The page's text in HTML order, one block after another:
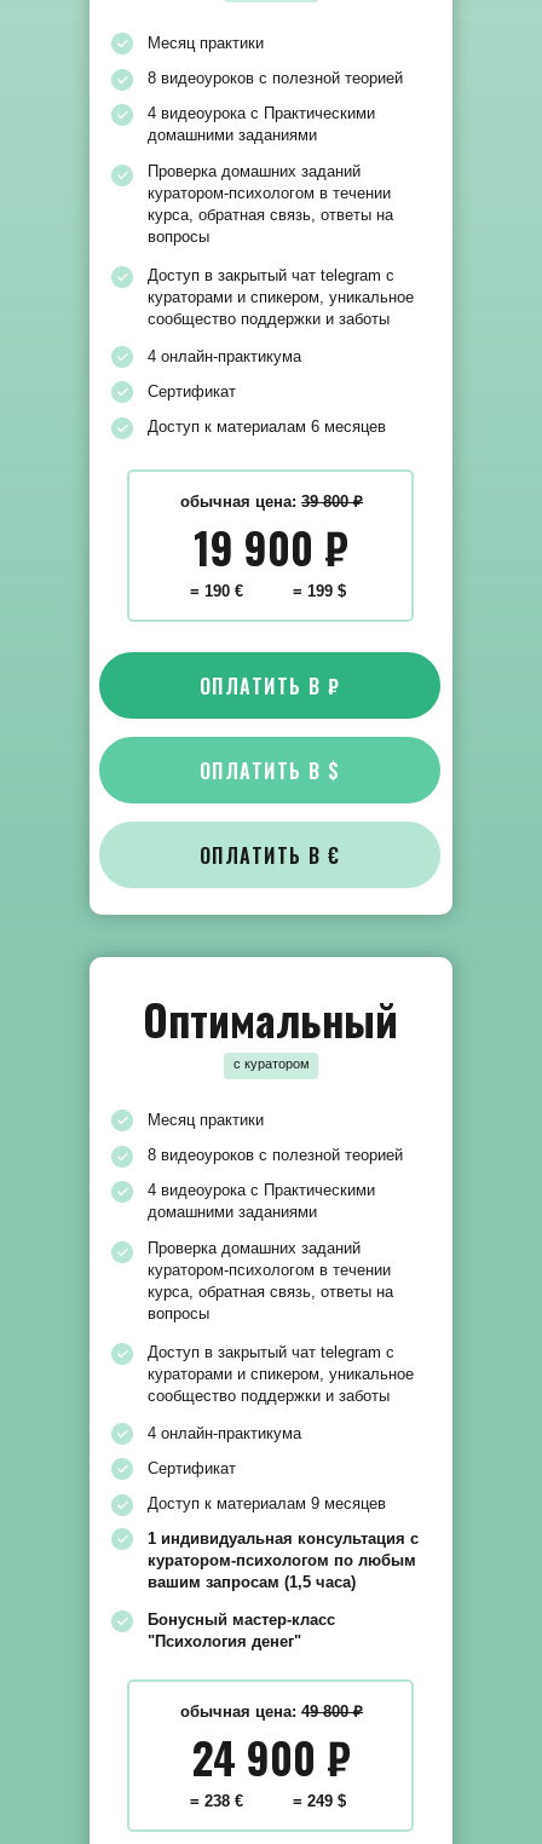
Месяц практики
8 видеоуроков с полезной теорией
4 видеоурока с Практическими
домашними заданиями
= 190 € = 199 $
ОПЛАТИТЬ В ₽
19 900 ₽
обычная цена: 39 800 ₽
Проверка домашних заданий
куратором-психологом в течении
курса, обратная связь, ответы на
вопросы
Доступ в закрытый чат telegram с
кураторами и спикером, уникальное
сообщество поддержки и заботы
4 онлайн-практикума
Сертификат
Доступ к материалам 6 месяцев
ОПЛАТИТЬ В $
ОПЛАТИТЬ В €
Месяц практики
Оптимальный
8 видеоуроков с полезной теорией
4 видеоурока с Практическими
домашними заданиями
= 238 € = 249 $
24 900 ₽
с куратором
обычная цена: 49 800 ₽
Проверка домашних заданий
куратором-психологом в течении
курса, обратная связь, ответы на
вопросы
Доступ в закрытый чат telegram с
кураторами и спикером, уникальное
сообщество поддержки и заботы
4 онлайн-практикума
Сертификат
Доступ к материалам 9 месяцев
1 индивидуальная консультация с
куратором-психологом по любым
вашим запросам (1,5 часа)
Бонусный мастер-класс
"Психология денег"